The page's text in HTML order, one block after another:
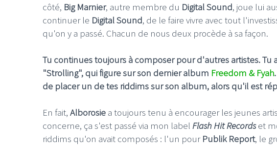
côté, Big Marnier, autre membre du Digital Sound, joue lui
continuer le Digital Sound, de le faire vivre avec tout
qu'on y a passé. Chacun de nous deux procède à sa façon.
Tu continues toujours à composer pour d'autres artistes.
"Strolling", qui figure sur son dernier album Freedom & Fyah
de placer un de tes riddims sur son album, alors qu'il est
En fait, Alborosie a toujours tenu à encourager les jeunes
concerne, ça s'est passé via mon label Flash Hit Recordset
riddims qu'on avait composés : l'un pour Publik Report, le